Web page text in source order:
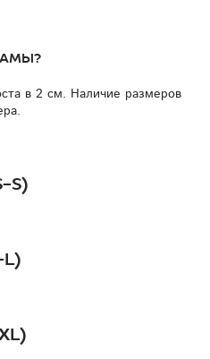
в 2 см. Наличие размеров
S)